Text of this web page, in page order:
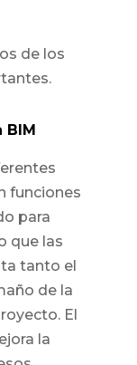
de los
BIM
funciones
para
que las
tanto el
de la
El
la